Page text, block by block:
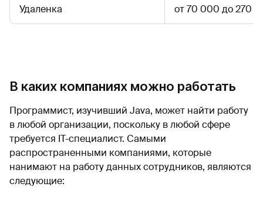
Удаленка от 70 000 до 270
В каких компаниях можно работать
Программист, изучивший Java, может найти работу
в любой организации, поскольку в любой сфере
требуется IT-специалист. Самыми
распространенными компаниями, которые
нанимают на работу данных сотрудников, являются
следующие: